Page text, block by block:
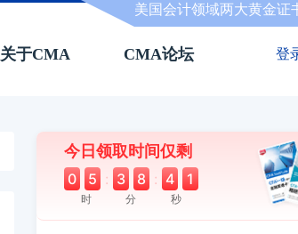
美国会计领域两大黄金证
关于CMA CMA论坛 登
今日领取时间仅剩
0 5 : 3 8 : 4 0
时 分 秒